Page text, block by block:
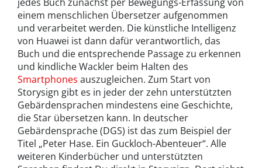
einem menschlichen Übersetzer aufgenommen
und verarbeitet werden. Die künstliche Intelligenz
von Huawei ist dann dafür verantwortlich, das
Buch und die entsprechende Passage zu erkennen
und kindliche Wackler beim Halten des
Smartphones auszugleichen. Zum Start von
Storysign gibt es in jeder der zehn unterstützten
Gebärdensprachen mindestens eine Geschichte,
die Star übersetzen kann. In deutscher
Gebärdensprache (DGS) ist das zum Beispiel der
Titel „Peter Hase. Ein Guckloch-Abenteuer“. Alle
weiteren Kinderbücher und unterstützten